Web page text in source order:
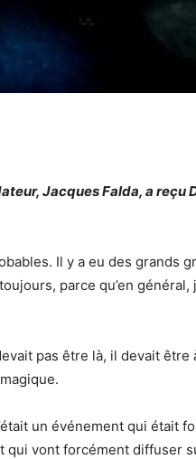
Jacques Falda, a reçu
Il y a eu des grands
parce qu’en
pas être là, il devait être
un événement qui était
qui vont forcément diffuser